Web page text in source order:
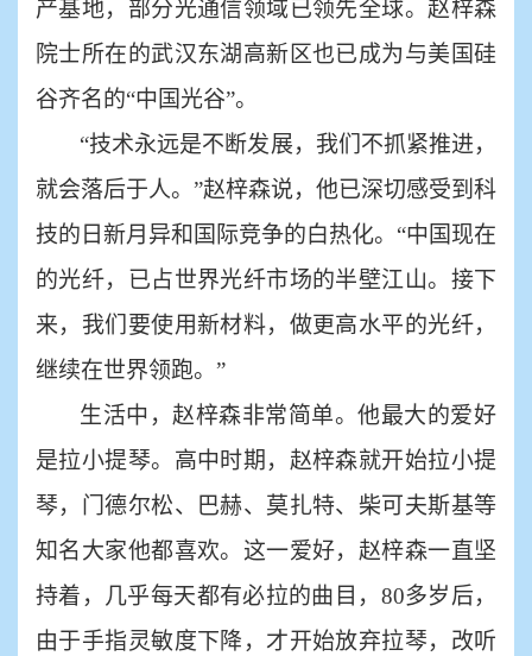
产基地，部分光通信领域已领先全球。赵梓森
院士所在的武汉东湖高新区也已成为与美国硅
谷齐名的“中国光谷”。
“技术永远是不断发展，我们不抓紧推进，
就会落后于人。”赵梓森说，他已深切感受到科
技的日新月异和国际竞争的白热化。“中国现在
的光纤，已占世界光纤市场的半壁江山。接下
来，我们要使用新材料，做更高水平的光纤，
继续在世界领跑。”
生活中，赵梓森非常简单。他最大的爱好
是拉小提琴。高中时期，赵梓森就开始拉小提
琴，门德尔松、巴赫、莫扎特、柴可夫斯基等
知名大家他都喜欢。这一爱好，赵梓森一直坚
持着，几乎每天都有必拉的曲目， 80多岁后，
由于手指灵敏度下降，才开始放弃拉琴，改听